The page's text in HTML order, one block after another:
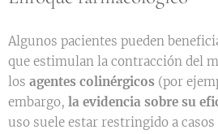
Algunos pacientes pueden
que estimulan la contracción del
los agentes colinérgicos (por
embargo, la evidencia sobre su
uso suele estar restringido a